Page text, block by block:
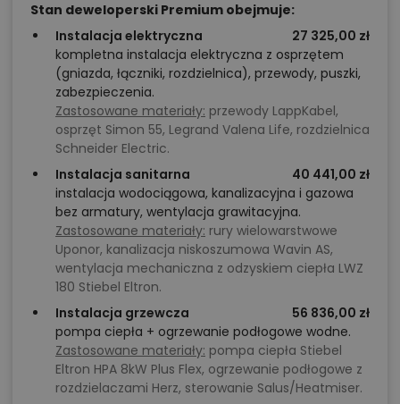
realizacji?
Kordian Nano opiera się na regularnej bryle,dachu
czterospadowymo nachyleniu 30° i powtarzalnych
detalach konstrukcyjnych.Taka prostota jest
korzystna finansowo i wykonawczo . Dzięki temu
możecie Państwo lepiej panować nad budżetem, bo
każdy etap – od stanu surowego po wykończenie
„pod klucz” – da się dobrze oszacować i kontrolować.
Jeśli zależy Państwu na tym, aby przejść przez
budowę z minimalną liczbą niespodzianek, w
Tooba.pl nie tylko dostarczymy oryginalny projekt
wprost od autora, ale także zapewnimy pomoc w
rozpoczęciu adaptacji projektu – przekażemy kontakt
do architekta z Państwa okolicy, aby przeprowadzić
przez formalności i dopasować projekt do działki.
Stan deweloperski Premium obejmuje:
Instalacja elektryczna
27 325,00 zł
kompletna instalacja elektryczna z osprzętem
(gniazda, łączniki, rozdzielnica), przewody, puszki,
zabezpieczenia.
Zastosowane materiały: przewody LappKabel,
osprzęt Simon 55, Legrand Valena Life, rozdzielnica
Schneider Electric.
Instalacja sanitarna
40 441,00 zł
instalacja wodociągowa, kanalizacyjna i gazowa
bez armatury, wentylacja grawitacyjna.
Zastosowane materiały: rury wielowarstwowe
Uponor, kanalizacja niskoszumowa Wavin AS,
wentylacja mechaniczna z odzyskiem ciepła LWZ
180 Stiebel Eltron.
Instalacja grzewcza
56 836,00 zł
pompa ciepła + ogrzewanie podłogowe wodne.
Zastosowane materiały: pompa ciepła Stiebel
Eltron HPA 8kW Plus Flex, ogrzewanie podłogowe z
rozdzielaczami Herz, sterowanie Salus/Heatmiser.